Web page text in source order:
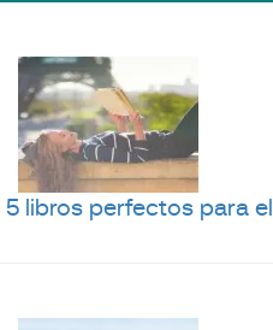
5 libros perfectos para